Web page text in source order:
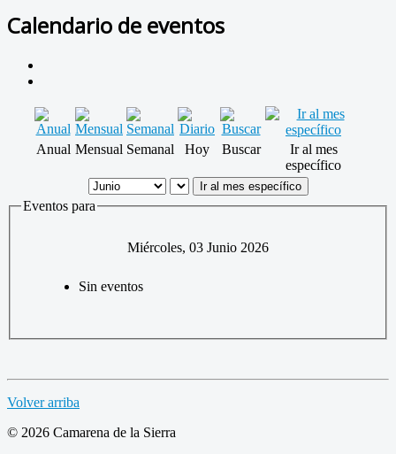
Calendario de eventos
Anual Mensual Semanal Hoy Buscar
Ir al mes
específico
Ir al mes específico
Eventos para
Miércoles, 03 Junio 2026
Sin eventos
Volver arriba
© 2026 Camarena de la Sierra